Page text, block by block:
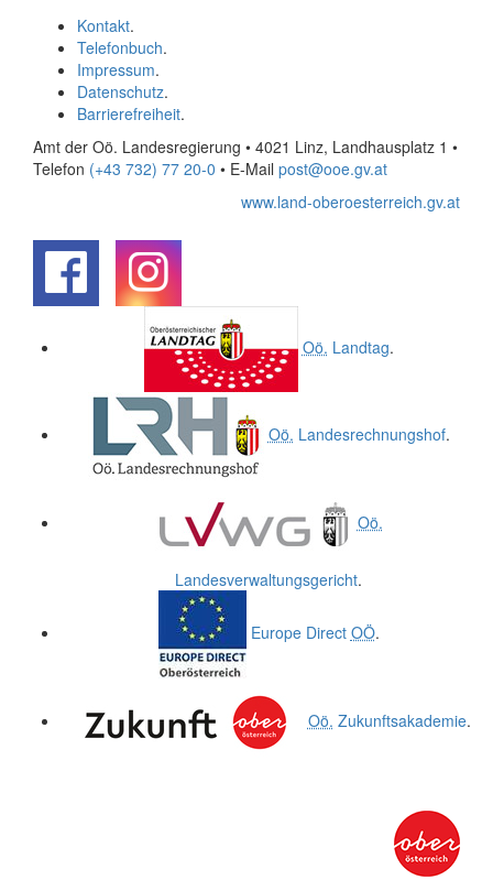
Kontakt.
Telefonbuch.
Impressum.
Datenschutz.
Barrierefreiheit.
Amt der Oö. Landesregierung • 4021 Linz, Landhausplatz 1 •
Telefon (+43 732) 77 20-0 • E-Mail post@ooe.gv.at
www.land-oberoesterreich.gv.at
Oö. Landtag.
Oö. Landesrechnungshof.
Oö.
Landesverwaltungsgericht.
Europe Direct OÖ.
Oö. Zukunftsakademie.